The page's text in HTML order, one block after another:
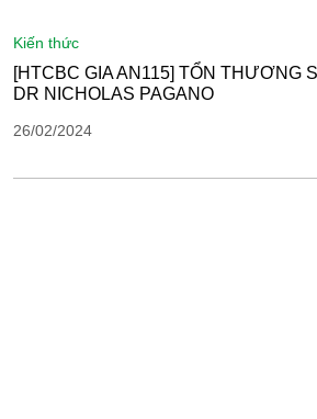
kiến thức
[HTCBC GIA AN115] TỔN THƯƠNG
DR NICHOLAS PAGANO
26/02/2024